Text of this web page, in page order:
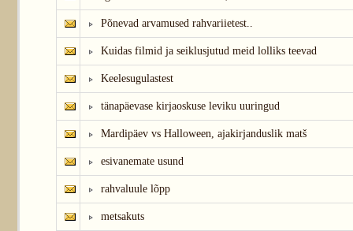
Põnevad arvamused rahvariietest..
Kuidas filmid ja seiklusjutud meid lolliks teevad
Keelesugulastest
tänapäevase kirjaoskuse leviku uuringud
Mardipäev vs Halloween, ajakirjanduslik matš
esivanemate usund
rahvaluule lõpp
metsakuts